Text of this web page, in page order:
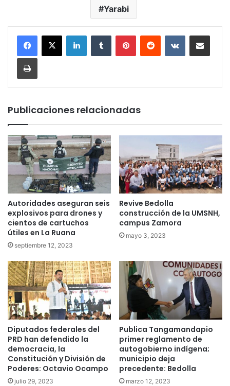
Yarabi
LinkedInTumblr PinterestReddit VKontakteCompartir por
Imprimir
Publicaciones relacionadas
Autoridades aseguran seis
explosivos para drones y
cientos de cartuchos
útiles en La Ruana
septiembre 12, 2023
Revive Bedolla
construcción de la UMSNH,
campus Zamora
mayo 3, 2023
Diputados federales del
PRD han defendido la
democracia, la
Constitución y División de
Poderes: Octavio Ocampo
julio 29, 2023
Publica Tangamandapio
primer reglamento de
autogobierno indígena;
municipio deja
precedente: Bedolla
marzo 12, 2023